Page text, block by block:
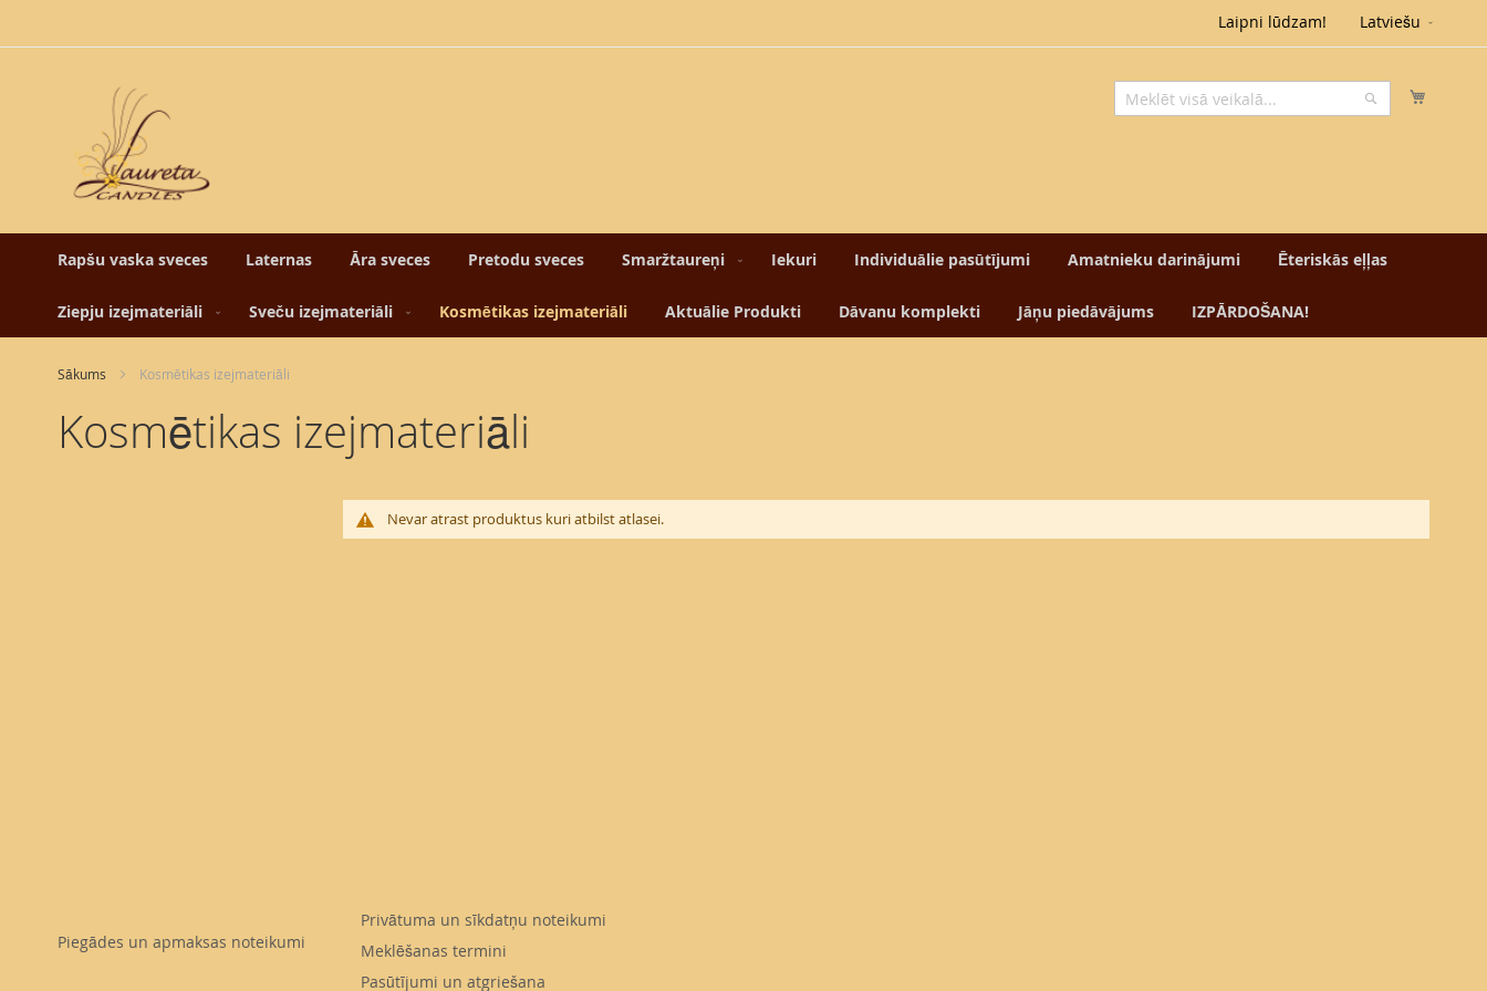
to
Valoda
Latviešu
Laipni lūdzam!
Meklēt
Rapšu vaska sveces Laternas Āra sveces Pretodu sveces Smaržtaureņi Iekuri Individuālie pasūtījumi Amatnieku darinājumi Ēteriskās eļļas
Ziepju izejmateriāli Sveču izejmateriāli Kosmētikas izejmateriāli Aktuālie Produkti Dāvanu komplekti Jāņu piedāvājums IZPĀRDOŠANA!
Sākums Kosmētikas izejmateriāli
Kosmētikas izejmateriāli
Nevar atrast produktus kuri atbilst atlasei.
Piegādes un apmaksas noteikumi
Privātuma un sīkdatņu noteikumi
Meklēšanas termini
Pasūtījumi un atgriešana